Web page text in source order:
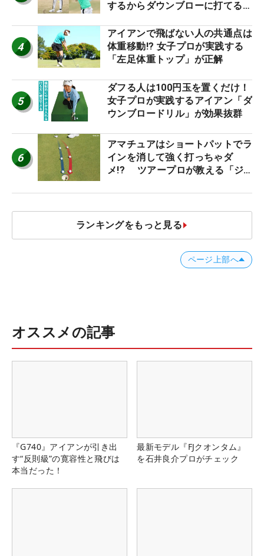
するからダウンブローに打てる #
4
アイアンで飛ばない人の共通点は
体重移動!? 女子プロが実践する
「左足体重トップ」が正解
5
ダフる人は100円玉を置くだけ！
女子プロが実践するアイアン「ダ
ウンブロードリル」が効果抜群
6
アマチュアはショートパットでラ
インを消して強く打っちゃダ
メ!? ツアープロが教える「ジ
減するワケ
ランキングをもっと見る
ページ上部へ
オススメの記事
『G740』アイアンが引き出
す“反則級”の寛容性と飛びは
本当だった！
最新モデル『FJクオンタム』
を石井良介プロがチェック